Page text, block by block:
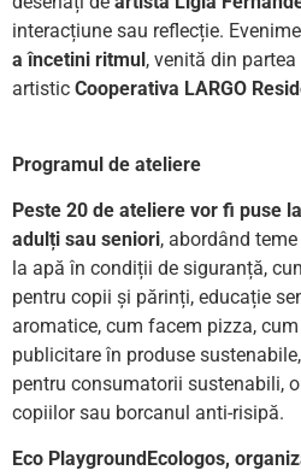
interacțiune sau reflecție.
a încetini ritmul , venită din
artistic Cooperativa LARGO
Programul de ateliere
Peste 20 de ateliere vor fi puse
adulți sau seniori, abordând
la apă în condiții de siguranță,
pentru copii și părinți, educație
aromatice, cum facem pizza,
publicitare în produse
pentru consumatorii sustenabili,
copiilor sau borcanul anti-risipă.
Eco PlaygroundEcologos,